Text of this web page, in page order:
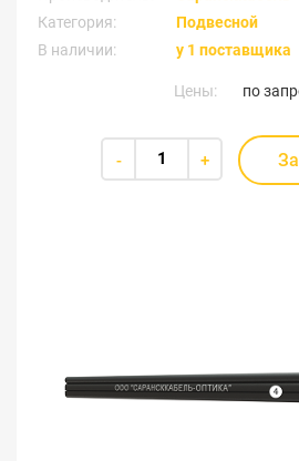
Категория:
Подвесной
В наличии:
у 1 поставщика
Цены: по
- +